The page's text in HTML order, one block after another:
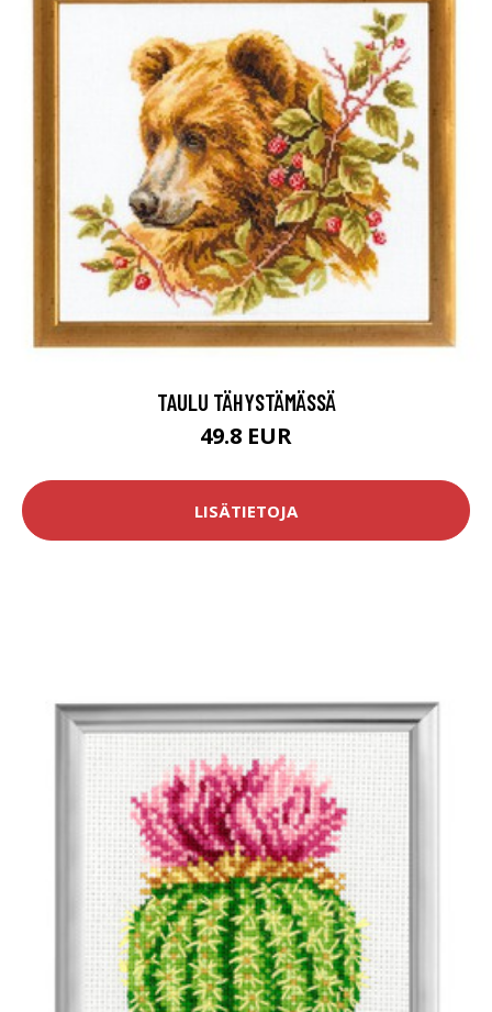
TAULU TÄHYSTÄMÄSSÄ
49.8 EUR
LISÄTIETOJA